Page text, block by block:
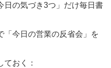
日の気づき3つ」だけ毎日書
「今日の営業の反省会」を
ておく：